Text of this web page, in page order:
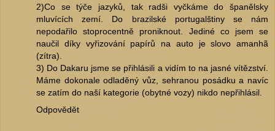
2)Co se týče jazyků, tak radši vyčkáme do španělsky
mluvících zemí. Do brazilské portugalštiny se nám
nepodařilo stoprocentně proniknout. Jediné co jsem se
naučil díky vyřizování papírů na auto je slovo amanhã
(zítra).
3) Do Dakaru jsme se přihlásili a vidím to na jasné vítězství.
Máme dokonale odladěný vůz, sehranou posádku a navíc
se zatím do naší kategorie (obytné vozy) nikdo nepřihlásil.
Odpovědět